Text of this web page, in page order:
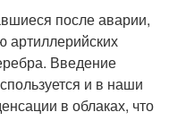
после аварии,
Введение
и в наши
в облаках, что